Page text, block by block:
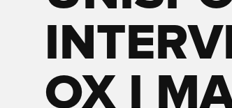
OX I